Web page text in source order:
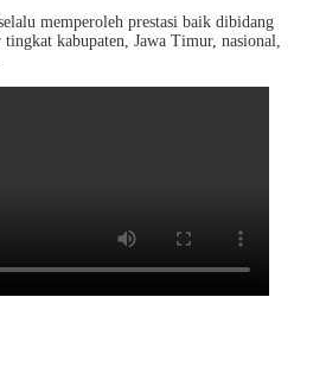
memperoleh prestasi baik dibidang
kabupaten, Jawa Timur, nasional,